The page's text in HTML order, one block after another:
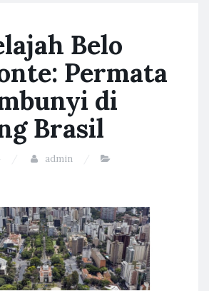
Belo
Permata
di
Brasil
admin